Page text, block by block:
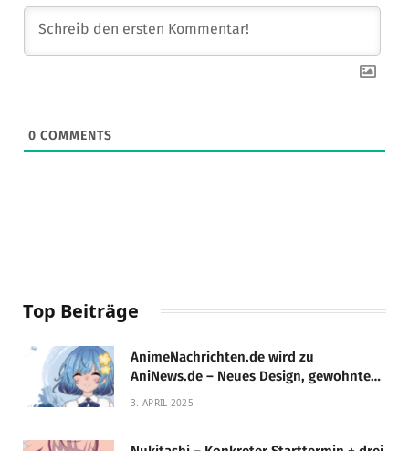
0 COMMENTS
Top Beiträge
AnimeNachrichten.de wird zu
AniNews.de – Neues Design, gewohnte
Qualität!
3. APRIL 2025